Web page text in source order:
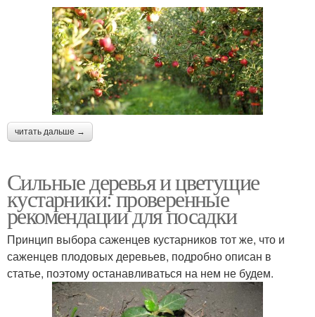
читать дальше →
Сильные деревья и цветущие
кустарники: проверенные
рекомендации для посадки
Принцип выбора саженцев кустарников тот же, что и
саженцев плодовых деревьев, подробно описан в
статье, поэтому останавливаться на нем не будем.